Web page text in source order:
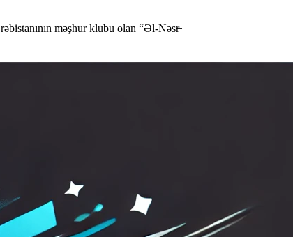
məşhur klubu olan “Əl-Nəsr̶